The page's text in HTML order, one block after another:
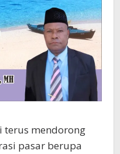
terus mendorong
pasar berupa